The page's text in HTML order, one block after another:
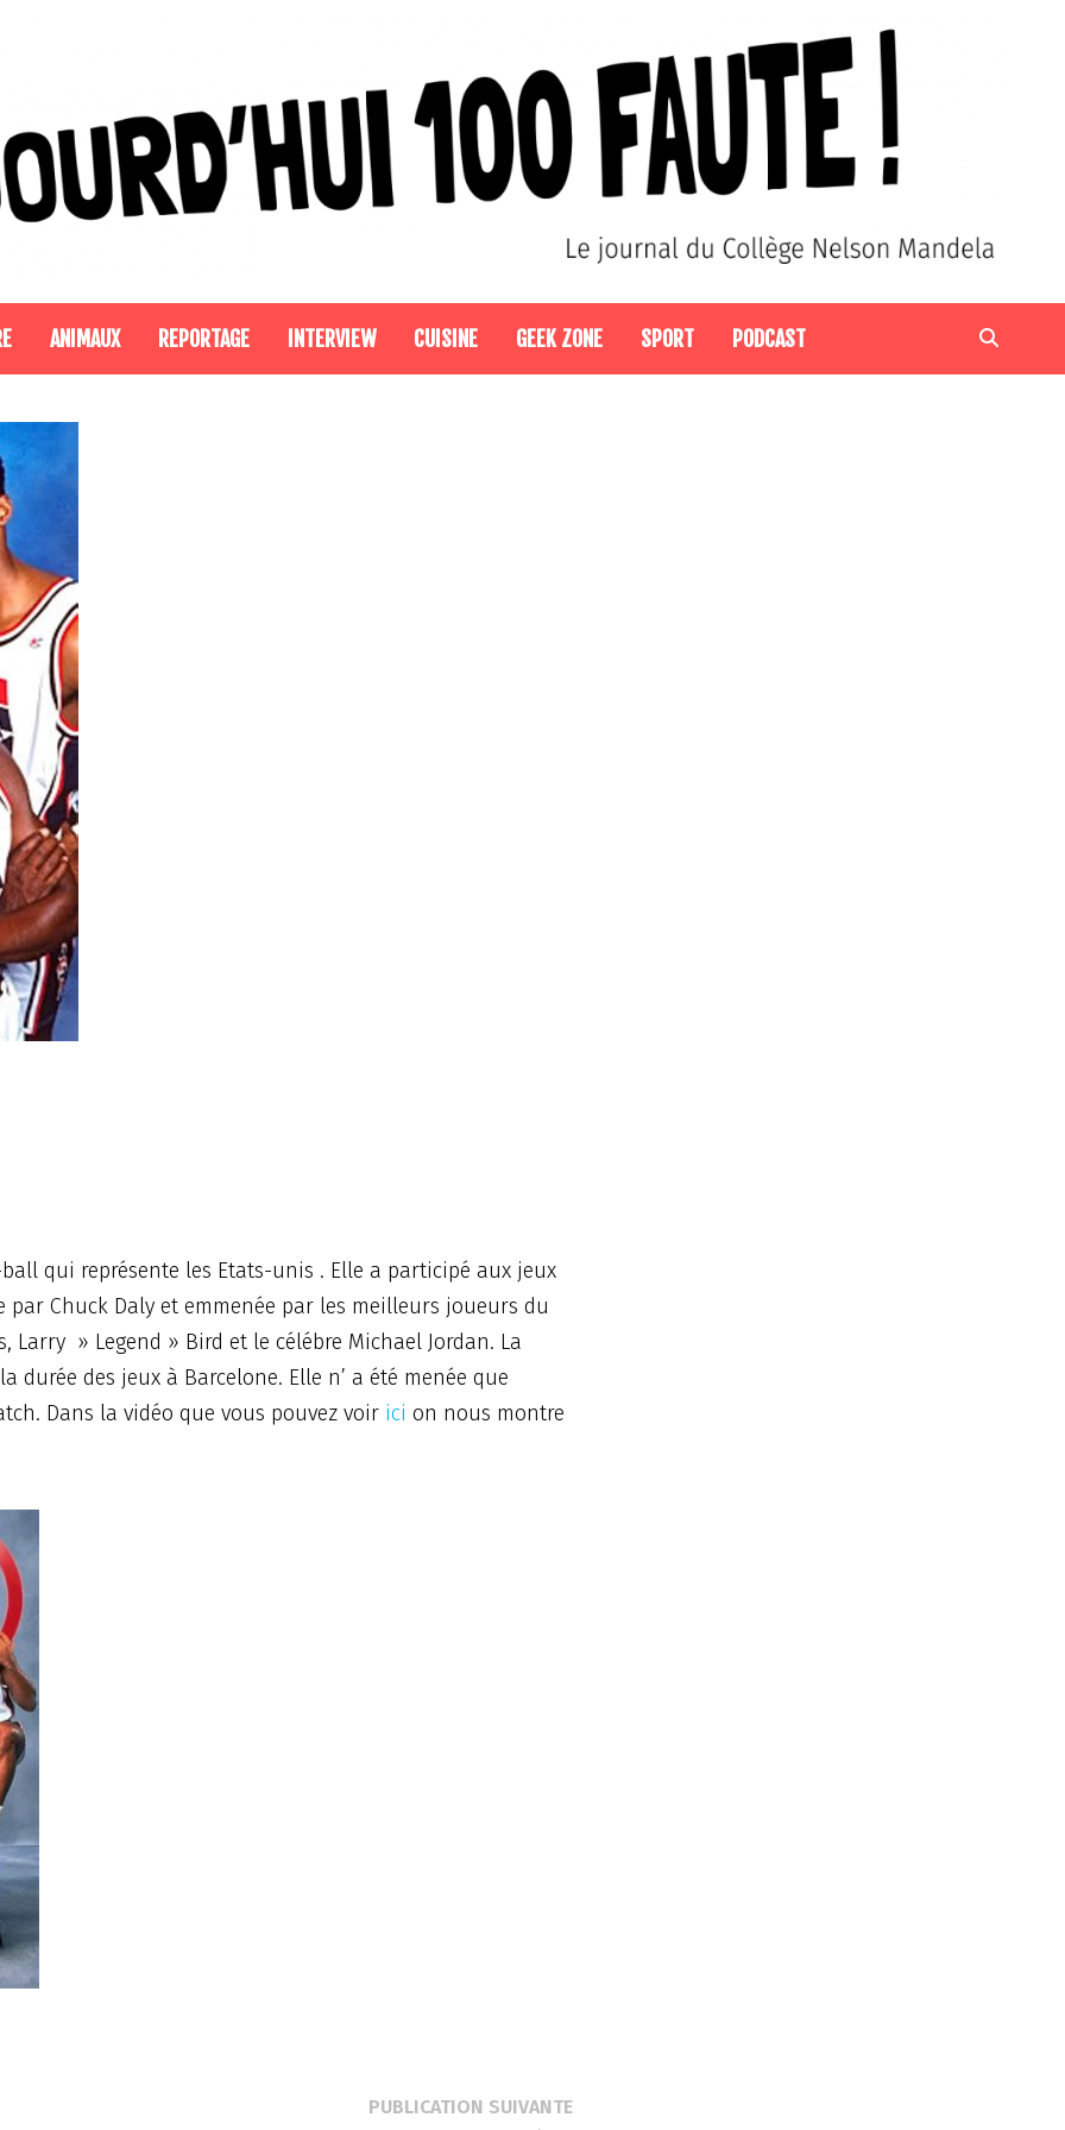
ANIMAUX REPORTAGE INTERVIEW CUISINE GEEK ZONE SPORT PODCAST
qui représente les Etats-unis . Elle a participé aux jeux
Chuck Daly et emmenée par les meilleurs joueurs du
Larry » Legend » Bird et le célébre Michael Jordan. La
durée des jeux à Barcelone. Elle n’ a été menée que
Dans la vidéo que vous pouvez voir ici on nous montre
PUBLICATION SUIVANTEPublication